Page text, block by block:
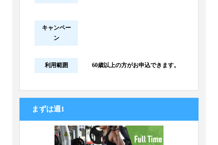
キャンペー
ン
利用範囲 60歳以上の方がお申込できます。
まずは週1